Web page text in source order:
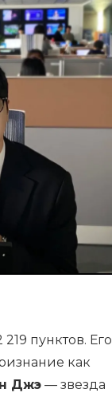
пунктов. Его
как
Джэ — звезда